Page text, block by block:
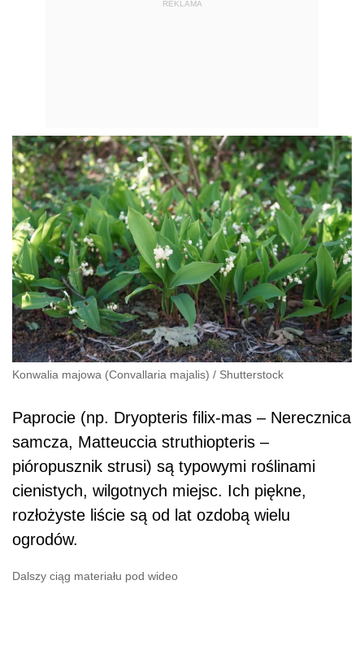
REKLAMA
Konwalia majowa (Convallaria majalis) / Shutterstock
Paprocie (np. Dryopteris filix-mas – Nerecznica
samcza, Matteuccia struthiopteris –
pióropusznik strusi) są typowymi roślinami
cienistych, wilgotnych miejsc. Ich piękne,
rozłożyste liście są od lat ozdobą wielu
ogrodów.
Dalszy ciąg materiału pod wideo